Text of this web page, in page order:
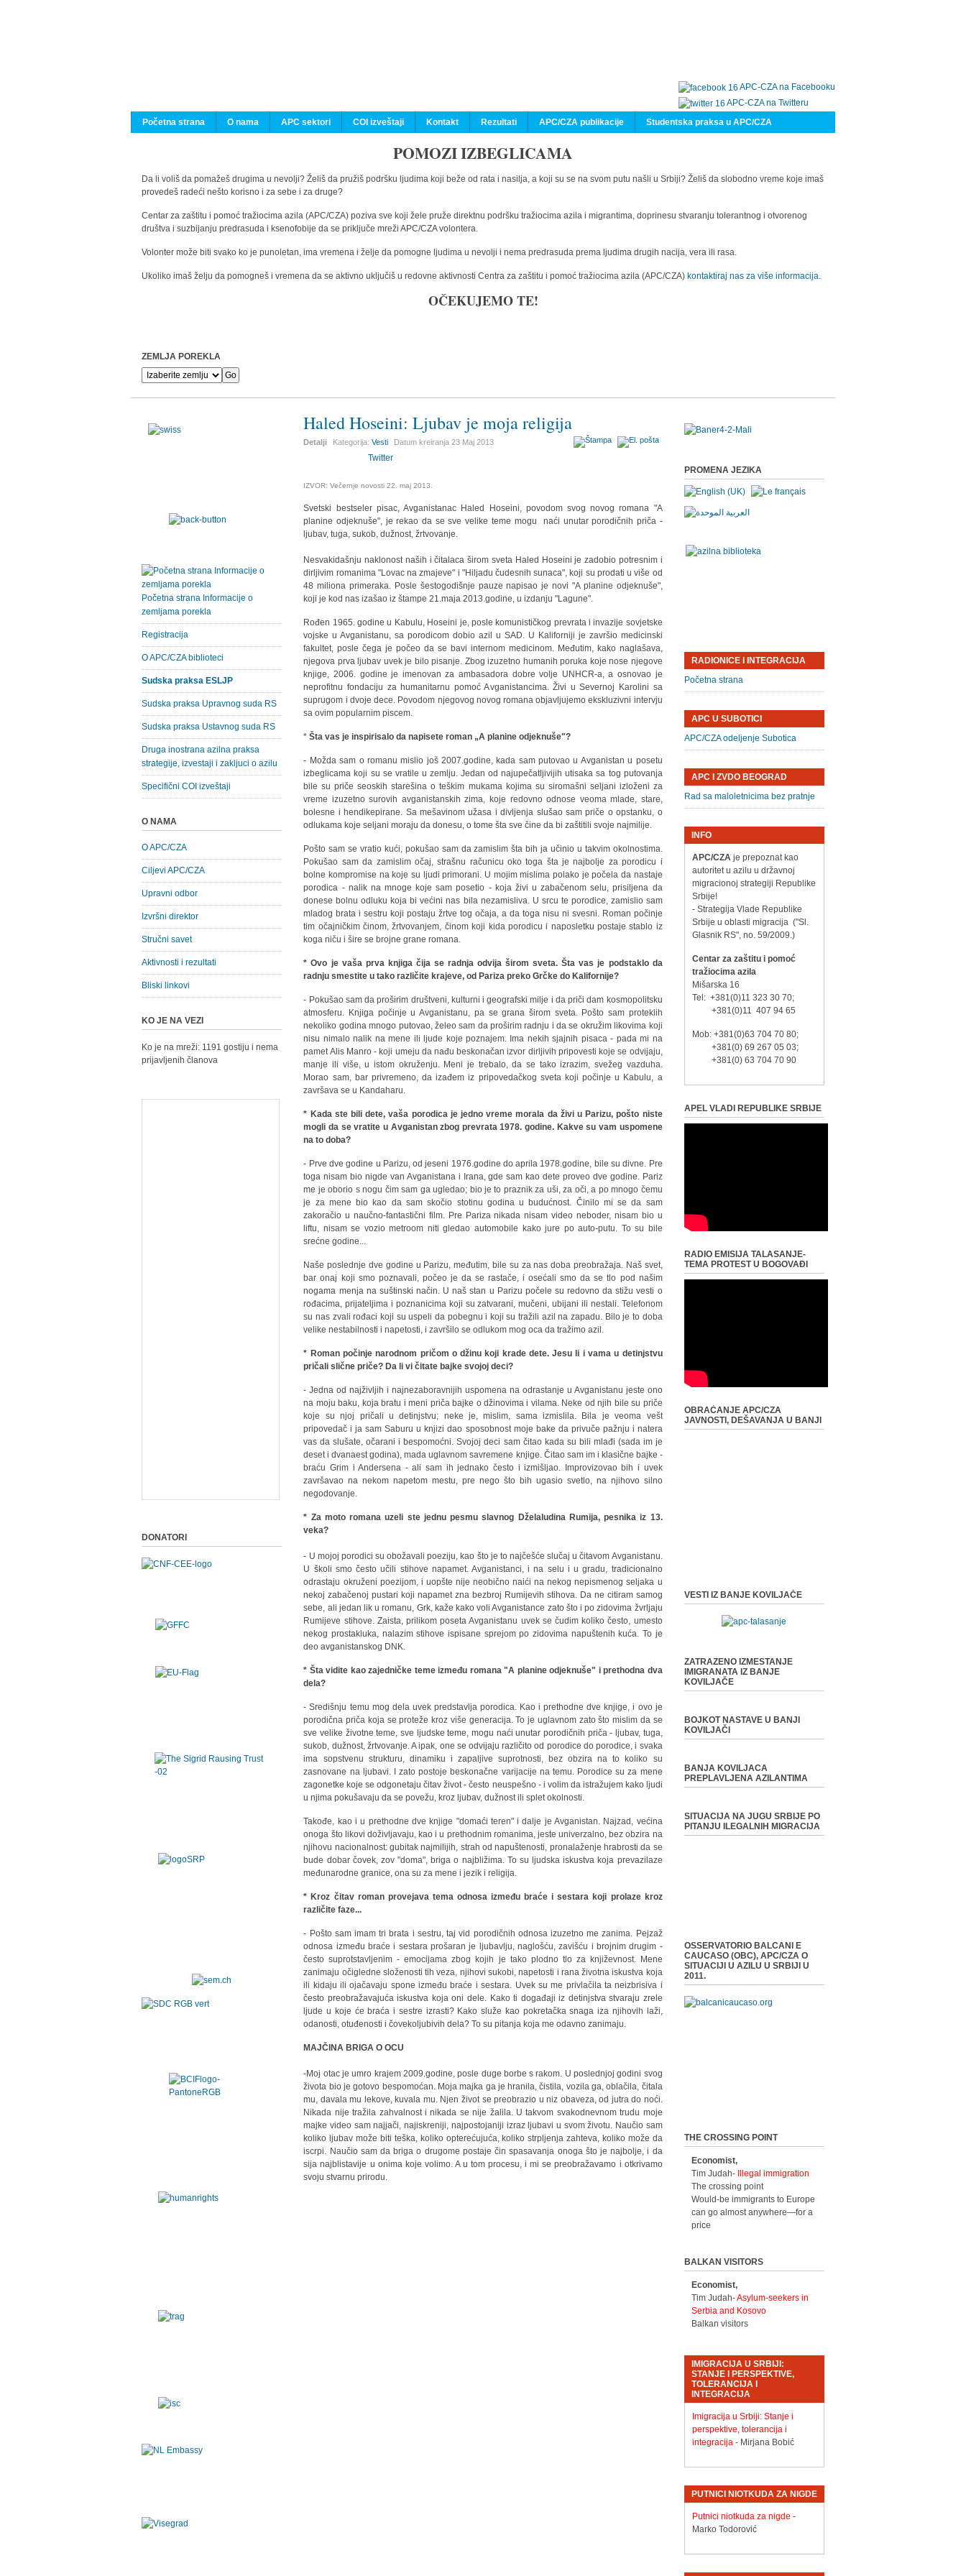
APC-CZA na Facebooku
APC-CZA na Twitteru
Početna strana
O nama APC sektori COI izveštaji Kontakt Rezultati APC/CZA publikacije Studentska praksa u APC/CZA
POMOZI IZBEGLICAMA
Da li voliš da pomažeš drugima u nevolji? Želiš da pružiš podršku ljudima koji beže od rata i nasilja, a koji su se na svom putu našli u Srbiji? Želiš da slobodno vreme koje imaš
provedeš radeći nešto korisno i za sebe i za druge?
Centar za zaštitu i pomoć tražiocima azila (APC/CZA) poziva sve koji žele pruže direktnu podršku tražiocima azila i migrantima, doprinesu stvaranju tolerantnog i otvorenog
društva i suzbijanju predrasuda i ksenofobije da se priključe mreži APC/CZA volontera.
Volonter može biti svako ko je punoletan, ima vremena i želje da pomogne ljudima u nevolji i nema predrasuda prema ljudima drugih nacija, vera ili rasa.
Ukoliko imaš želju da pomogneš i vremena da se aktivno uključiš u redovne aktivnosti Centra za zaštitu i pomoć tražiocima azila (APC/CZA) kontaktiraj nas za više informacija.
OČEKUJEMO TE!
ZEMLJA POREKLA
Haled Hoseini: Ljubav je moja religija
Detalji Kategorija:Vesti Datum kreiranja23 Maj 2013
Twitter
IZVOR: Večernje novosti 22. maj 2013.
Svetski bestseler pisac, Avganistanac Haled Hoseini, povodom svog novog romana "A
planine odjeknuše", je rekao da se sve velike teme mogu naći unutar porodičnih priča -
ljubav, tuga, sukob, dužnost, žrtvovanje.
Nesvakidašnju naklonost naših i čitalaca širom sveta Haled Hoseini je zadobio potresnim i
dirljivim romanima "Lovac na zmajeve" i "Hiljadu čudesnih sunaca", koji su prodati u više od
48 miliona primeraka. Posle šestogodišnje pauze napisao je novi "A planine odjeknuše",
koji je kod nas izašao iz štampe 21.maja 2013.godine, u izdanju "Lagune".
Rođen 1965. godine u Kabulu, Hoseini je, posle komunističkog prevrata i invazije sovjetske
vojske u Avganistanu, sa porodicom dobio azil u SAD. U Kaliforniji je završio medicinski
fakultet, posle čega je počeo da se bavi internom medicinom. Međutim, kako naglašava,
njegova prva ljubav uvek je bilo pisanje. Zbog izuzetno humanih poruka koje nose njegove
knjige, 2006. godine je imenovan za ambasadora dobre volje UNHCR-a, a osnovao je
neprofitnu fondaciju za humanitarnu pomoć Avganistancima. Živi u Severnoj Karolini sa
suprugom i dvoje dece. Povodom njegovog novog romana objavljujemo ekskluzivni intervju
sa ovim popularnim piscem.
*Šta vas je inspirisalo da napisete roman „A planine odjeknuše"?
- Možda sam o romanu mislio još 2007.godine, kada sam putovao u Avganistan u posetu
izbeglicama koji su se vratile u zemlju. Jedan od najupečatljivijih utisaka sa tog putovanja
bile su priče seoskih starešina o teškim mukama kojima su siromašni seljani izloženi za
vreme izuzetno surovih avganistanskih zima, koje redovno odnose veoma mlade, stare,
bolesne i hendikepirane. Sa mešavinom užasa i divljenja slušao sam priče o opstanku, o
odlukama koje seljani moraju da donesu, o tome šta sve čine da bi zaštitili svoje najmilije.
Pošto sam se vratio kući, pokušao sam da zamislim šta bih ja učinio u takvim okolnostima.
Pokušao sam da zamislim očaj, strašnu računicu oko toga šta je najbolje za porodicu i
bolne kompromise na koje su ljudi primorani. U mojim mislima polako je počela da nastaje
porodica - nalik na mnoge koje sam posetio - koja živi u zabačenom selu, prisiljena da
donese bolnu odluku koja bi većini nas bila nezamisliva. U srcu te porodice, zamislio sam
mladog brata i sestru koji postaju žrtve tog očaja, a da toga nisu ni svesni. Roman počinje
tim očajničkim činom, žrtvovanjem, činom koji kida porodicu i naposletku postaje stablo iz
koga niču i šire se brojne grane romana.
* Ovo je vaša prva knjiga čija se radnja odvija širom sveta. Šta vas je podstaklo da
radnju smestite u tako različite krajeve, od Pariza preko Grčke do Kalifornije?
- Pokušao sam da proširim društveni, kulturni i geografski milje i da priči dam kosmopolitsku
atmosferu. Knjiga počinje u Avganistanu, pa se grana širom sveta. Pošto sam proteklih
nekoliko godina mnogo putovao, želeo sam da proširim radnju i da se okružim likovima koji
nisu nimalo nalik na mene ili ljude koje poznajem. Ima nekih sjajnih pisaca - pada mi na
pamet Alis Manro - koji umeju da nađu beskonačan izvor dirljivih pripovesti koje se odvijaju,
manje ili više, u istom okruženju. Meni je trebalo, da se tako izrazim, svežeg vazduha.
Morao sam, bar privremeno, da izađem iz pripovedačkog sveta koji počinje u Kabulu, a
završava se u Kandaharu.
* Kada ste bili dete, vaša porodica je jedno vreme morala da živi u Parizu, pošto niste
mogli da se vratite u Avganistan zbog prevrata 1978. godine. Kakve su vam uspomene
na to doba?
- Prve dve godine u Parizu, od jeseni 1976.godine do aprila 1978.godine, bile su divne. Pre
toga nisam bio nigde van Avganistana i Irana, gde sam kao dete proveo dve godine. Pariz
me je oborio s nogu čim sam ga ugledao; bio je to praznik za uši, za oči, a po mnogo čemu
je za mene bio kao da sam skočio stotinu godina u budućnost. Činilo mi se da sam
zakoračio u naučno-fantastični film. Pre Pariza nikada nisam video neboder, nisam bio u
liftu, nisam se vozio metroom niti gledao automobile kako jure po auto-putu. To su bile
srećne godine...
Naše poslednje dve godine u Parizu, međutim, bile su za nas doba preobražaja. Naš svet,
bar onaj koji smo poznavali, počeo je da se rastače, i osećali smo da se tlo pod našim
nogama menja na suštinski način. U naš stan u Parizu počele su redovno da stižu vesti o
rođacima, prijateljima i poznanicima koji su zatvarani, mučeni, ubijani ili nestali. Telefonom
su nas zvali rođaci koji su uspeli da pobegnu i koji su tražili azil na zapadu. Bilo je to doba
velike nestabilnosti i napetosti, i završilo se odlukom mog oca da tražimo azil.
* Roman počinje narodnom pričom o džinu koji krade dete. Jesu li i vama u detinjstvu
pričali slične priče? Da li vi čitate bajke svojoj deci?
- Jedna od najživljih i najnezaboravnijih uspomena na odrastanje u Avganistanu jeste ono
na moju baku, koja bratu i meni priča bajke o džinovima i vilama. Neke od njih bile su priče
koje su njoj pričali u detinjstvu; neke je, mislim, sama izmislila. Bila je veoma vešt
pripovedač i ja sam Saburu u knjizi dao sposobnost moje bake da privuče pažnju i natera
vas da slušate, očarani i bespomoćni. Svojoj deci sam čitao kada su bili mlađi (sada im je
deset i dvanaest godina), mada uglavnom savremene knjige. Čitao sam im i klasične bajke -
braću Grim i Andersena - ali sam ih jednako često i izmišljao. Improvizovao bih i uvek
završavao na nekom napetom mestu, pre nego što bih ugasio svetlo, na njihovo silno
negodovanje.
* Za moto romana uzeli ste jednu pesmu slavnog Dželaludina Rumija, pesnika iz 13.
veka?
- U mojoj porodici su obožavali poeziju, kao što je to najčešće slučaj u čitavom Avganistanu.
U školi smo često učili stihove napamet. Avganistanci, i na selu i u gradu, tradicionalno
odrastaju okruženi poezijom, i uopšte nije neobično naići na nekog nepismenog seljaka u
nekoj zabačenoj pustari koji napamet zna bezbroj Rumijevih stihova. Da ne citiram samog
sebe, ali jedan lik u romanu, Grk, kaže kako voli Avganistance zato što i po zidovima žvrljaju
Rumijeve stihove. Zaista, prilikom poseta Avganistanu uvek se čudim koliko često, umesto
nekog prostakluka, nalazim stihove ispisane sprejom po zidovima napuštenih kuća. To je
deo avganistanskog DNK.
* Šta vidite kao zajedničke teme između romana "A planine odjeknuše" i prethodna dva
dela?
- Središnju temu mog dela uvek predstavlja porodica. Kao i prethodne dve knjige, i ovo je
porodična priča koja se proteže kroz više generacija. To je uglavnom zato što mislim da se
sve velike životne teme, sve ljudske teme, mogu naći unutar porodičnih priča - ljubav, tuga,
sukob, dužnost, žrtvovanje. A ipak, one se odvijaju različito od porodice do porodice, i svaka
ima sopstvenu strukturu, dinamiku i zapaljive suprotnosti, bez obzira na to koliko su
zasnovane na ljubavi. I zato postoje beskonačne varijacije na temu. Porodice su za mene
zagonetke koje se odgonetaju čitav život - često neuspešno - i volim da istražujem kako ljudi
u njima pokušavaju da se povežu, kroz ljubav, dužnost ili splet okolnosti.
Takođe, kao i u prethodne dve knjige "domaći teren" i dalje je Avganistan. Najzad, većina
onoga što likovi doživljavaju, kao i u prethodnim romanima, jeste univerzalno, bez obzira na
njihovu nacionalnost: gubitak najmilijih, strah od napuštenosti, pronalaženje hrabrosti da se
bude dobar čovek, zov "doma", briga o najbližima. To su ljudska iskustva koja prevazilaze
međunarodne granice, ona su za mene i jezik i religija.
* Kroz čitav roman provejava tema odnosa između braće i sestara koji prolaze kroz
različite faze...
- Pošto sam imam tri brata i sestru, taj vid porodičnih odnosa izuzetno me zanima. Pejzaž
odnosa između braće i sestara prošaran je ljubavlju, naglošću, zavišću i brojnim drugim -
često suprotstavljenim - emocijama zbog kojih je tako plodno tlo za književnost. Mene
zanimaju očigledne složenosti tih veza, njihovi sukobi, napetosti i rana životna iskustva koja
ili kidaju ili ojačavaju spone između braće i sestara. Uvek su me privlačila ta neizbrisiva i
često preobražavajuća iskustva koja oni dele. Kako ti događaji iz detinjstva stvaraju zrele
ljude u koje će braća i sestre izrasti? Kako služe kao pokretačka snaga iza njihovih laži,
odanosti, otuđenosti i čovekoljubivih dela? To su pitanja koja me odavno zanimaju.
MAJČINA BRIGA O OCU
-Moj otac je umro krajem 2009.godine, posle duge borbe s rakom. U poslednjoj godini svog
života bio je gotovo bespomoćan. Moja majka ga je hranila, čistila, vozila ga, oblačila, čitala
mu, davala mu lekove, kuvala mu. Njen život se preobrazio u niz obaveza, od jutra do noći.
Nikada nije tražila zahvalnost i nikada se nije žalila. U takvom svakodnevnom trudu moje
majke video sam najjači, najiskreniji, najpostojaniji izraz ljubavi u svom životu. Naučio sam
koliko ljubav može biti teška, koliko opterećujuća, koliko strpljenja zahteva, koliko može da
iscrpi. Naučio sam da briga o drugome postaje čin spasavanja onoga što je najbolje, i da
sija najblistavije u onima koje volimo. A u tom procesu, i mi se preobražavamo i otkrivamo
svoju stvarnu prirodu.
Početna strana Informacije o
zemljama porekla
Registracija
O APC/CZA biblioteci
Sudska praksa ESLJP
Sudska praksa Upravnog suda RS
Sudska praksa Ustavnog suda RS
Druga inostrana azilna praksa
strategije, izvestaji i zakljuci o azilu
Specifični COI izveštaji
O NAMA
O APC/CZA
Ciljevi APC/CZA
Upravni odbor
Izvršni direktor
Stručni savet
Aktivnosti i rezultati
Bliski linkovi
KO JE NA VEZI
Ko je na mreži: 1191 gostiju i nema
prijavljenih članova
DONATORI
PROMENA JEZIKA
RADIONICE I INTEGRACIJA
Početna strana
APC U SUBOTICI
APC/CZA odeljenje Subotica
APC I ZVDO BEOGRAD
Rad sa maloletnicima bez pratnje
INFO
APC/CZAje prepoznat kao
autoritet u azilu u državnoj
migracionoj strategiji Republike
Srbije!
- Strategija Vlade Republike
Srbije u oblasti migracija ("Sl.
Glasnik RS", no. 59/2009.)
Centar za zaštitu i pomoć
tražiocima azila
Mišarska 16
Tel: +381(0)11 323 30 70;
+381(0)11 407 94 65
Mob: +381(0)63 704 70 80;
+381(0) 69 267 05 03;
+381(0) 63 704 70 90
APEL VLADI REPUBLIKE SRBIJE
RADIO EMISIJA TALASANJE-
TEMA PROTEST U BOGOVAĐI
OBRAĆANJE APC/CZA
JAVNOSTI, DEŠAVANJA U BANJI
VESTI IZ BANJE KOVILJAČE
ZATRAZENO IZMESTANJE
IMIGRANATA IZ BANJE
KOVILJAČE
BOJKOT NASTAVE U BANJI
KOVILJAČI
BANJA KOVILJACA
PREPLAVLJENA AZILANTIMA
SITUACIJA NA JUGU SRBIJE PO
PITANJU ILEGALNIH MIGRACIJA
OSSERVATORIO BALCANI E
CAUCASO (OBC), APC/CZA O
SITUACIJI U AZILU U SRBIJI U
2011.
THE CROSSING POINT
Economist,
Tim Judah-
Illegal immigration
The crossing point
Would-be immigrants to Europe
can go almost anywhere—for a
price
BALKAN VISITORS
Economist,
Tim Judah-Asylum-seekers in
Serbia and Kosovo
Balkan visitors
IMIGRACIJA U SRBIJI:
STANJE I PERSPEKTIVE,
TOLERANCIJA I
INTEGRACIJA
Imigracija u Srbiji: Stanje i
perspektive, tolerancija i
integracija- Mirjana Bobić
PUTNICI NIOTKUDA ZA NIGDE
Putnici niotkuda za nigde -
Marko Todorović